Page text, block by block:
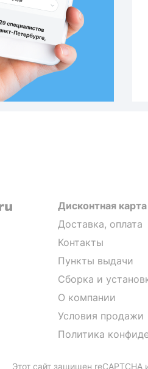
Дисконтная карта
Доставка, оплата
Контакты
Пункты выдачи
Сборка и
О компании
Условия продажи
Политика
Этот сайт защищен reCAPTCHA